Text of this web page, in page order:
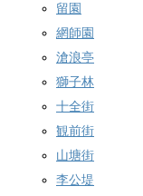
留園
網師園
滄浪亭
獅子林
十全街
観前街
山塘街
李公堤